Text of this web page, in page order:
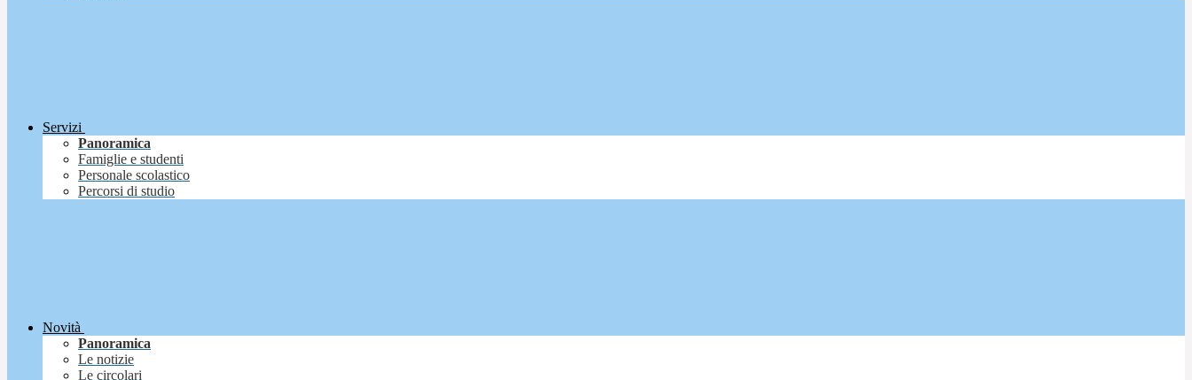
Servizi
Panoramica
Famiglie e studenti
Personale scolastico
Percorsi di studio
Novità
Panoramica
Le notizie
Le circolari